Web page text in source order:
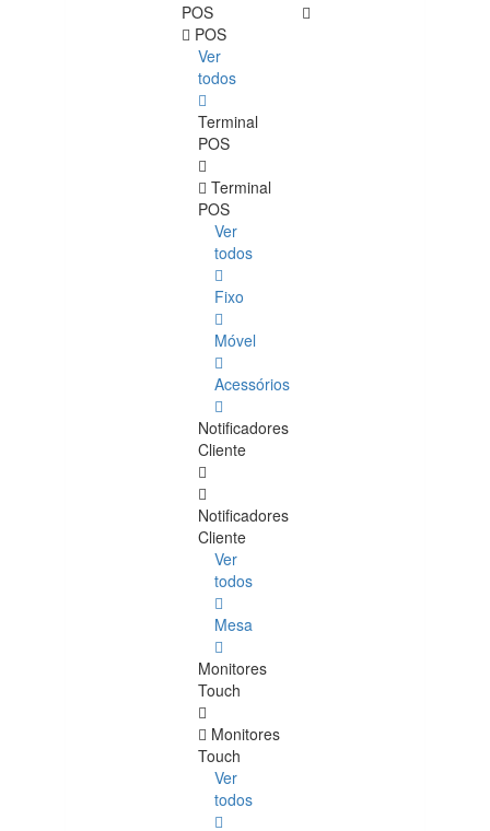
POS
POS
Ver
todos
Terminal
POS
Terminal
POS
Ver
todos
Fixo
Móvel
Acessórios
Notificadores
Cliente
Notificadores
Cliente
Ver
todos
Mesa
Monitores
Touch
Monitores
Touch
Ver
todos